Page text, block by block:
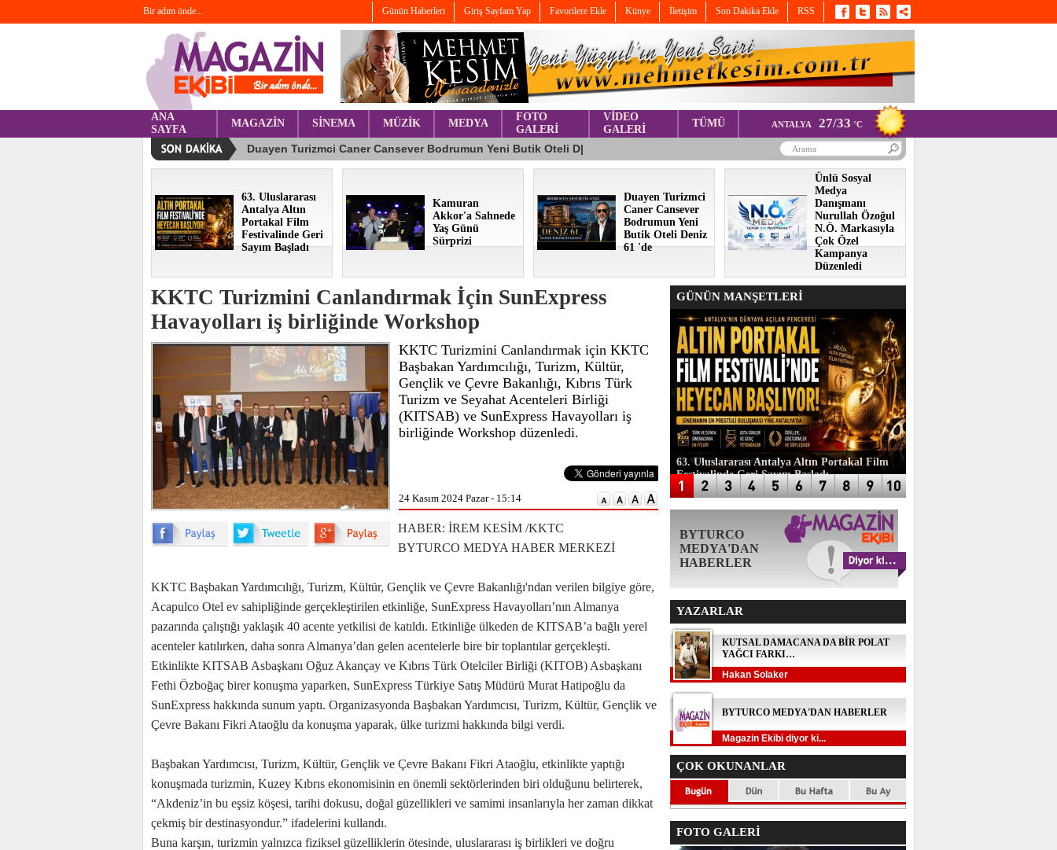
Bir adım önde... Günün Haberleri Giriş Sayfam Yap Favorilere Ekle Künye İletişim Son Dakika Ekle RSS
ANA
SAYFA
MAGAZİN SİNEMA MÜZİK MEDYA
FOTO
GALERİ
VİDEO
GALERİ
TÜMÜ ANTALYA 27/33 °C
63. Uluslararası
Antalya Altın
Portakal Film
Festivalinde Geri
Sayım Başladı
Kamuran
Akkor'a Sahnede
Yaş Günü
Sürprizi
Duayen Turizmci
Caner Cansever
Bodrumun Yeni
Butik Oteli Deniz
61 'de
Ünlü Sosyal
Medya
Danışmanı
Nurullah Özoğul
N.Ö. Markasıyla
Çok Özel
Kampanya
Düzenledi
KKTC Turizmini Canlandırmak İçin SunExpress
Havayolları iş birliğinde Workshop
KKTC Turizmini Canlandırmak için KKTC
Başbakan Yardımcılığı, Turizm, Kültür,
Gençlik ve Çevre Bakanlığı, Kıbrıs Türk
Turizm ve Seyahat Acenteleri Birliği
(KITSAB) ve SunExpress Havayolları iş
birliğinde Workshop düzenledi.
24 Kasım 2024 Pazar - 15:14
HABER: İREM KESİM /KKTC
BYTURCO MEDYA HABER MERKEZİ
KKTC Başbakan Yardımcılığı, Turizm, Kültür, Gençlik ve Çevre Bakanlığı'ndan verilen bilgiye göre,
Acapulco Otel ev sahipliğinde gerçekleştirilen etkinliğe, SunExpress Havayolları’nın Almanya
pazarında çalıştığı yaklaşık 40 acente yetkilisi de katıldı. Etkinliğe ülkeden de KITSAB’a bağlı yerel
acenteler katılırken, daha sonra Almanya’dan gelen acentelerle bire bir toplantılar gerçekleşti.
Etkinlikte KITSAB Asbaşkanı Oğuz Akançay ve Kıbrıs Türk Otelciler Birliği (KITOB) Asbaşkanı
Fethi Özboğaç birer konuşma yaparken, SunExpress Türkiye Satış Müdürü Murat Hatipoğlu da
SunExpress hakkında sunum yaptı. Organizasyonda Başbakan Yardımcısı, Turizm, Kültür, Gençlik ve
Çevre Bakanı Fikri Ataoğlu da konuşma yaparak, ülke turizmi hakkında bilgi verdi.
Başbakan Yardımcısı, Turizm, Kültür, Gençlik ve Çevre Bakanı Fikri Ataoğlu, etkinlikte yaptığı
konuşmada turizmin, Kuzey Kıbrıs ekonomisinin en önemli sektörlerinden biri olduğunu belirterek,
“Akdeniz’in bu eşsiz köşesi, tarihi dokusu, doğal güzellikleri ve samimi insanlarıyla her zaman dikkat
çekmiş bir destinasyondur.” ifadelerini kullandı.
Buna karşın, turizmin yalnızca fiziksel güzelliklerin ötesinde, uluslararası iş birlikleri ve doğru
GÜNÜN MANŞETLERİ
63. Uluslararası Antalya Altın Portakal Film
Festivalinde Geri Sayım Başladı
BYTURCO
MEDYA'DAN
HABERLER
YAZARLAR
KUTSAL DAMACANA DA BİR POLAT
YAĞCI FARKI…
Hakan Solaker
BYTURCO MEDYA'DAN HABERLER
Magazin Ekibi diyor ki...
ÇOK OKUNANLAR
FOTO GALERİ